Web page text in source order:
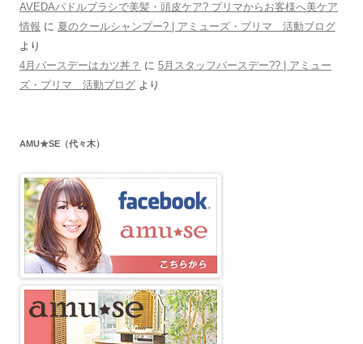
AVEDAパドルブラシで美髪・頭皮ケア? プリマからお客様へ美ケア
情報 に 夏のクールシャンプー? | アミューズ・プリマ 活動ブログ
より
4月バースデーはカツ丼？ に 5月スタッフバースデー?? | アミュー
ズ・プリマ 活動ブログ より
AMU★SE（代々木）